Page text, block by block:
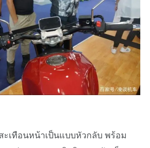
เทือนหน้าเป็นแบบหัวกลับ พร้อม